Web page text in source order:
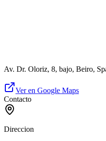
Av. Dr. Oloriz, 8, bajo, Beiro,
Ver en Google Maps
Contacto
Direccion